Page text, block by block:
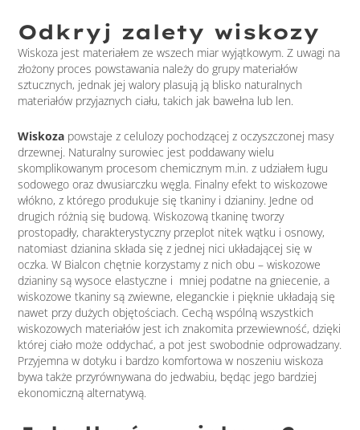
Odkryj zalety wiskozy
Wiskoza jest materiałem ze wszech miar wyjątkowym. Z uwagi na
złożony proces powstawania należy do grupy materiałów
sztucznych, jednak jej walory plasują ją blisko naturalnych
materiałów przyjaznych ciału, takich jak bawełna lub len.
Wiskoza powstaje z celulozy pochodzącej z oczyszczonej masy
drzewnej. Naturalny surowiec jest poddawany wielu
skomplikowanym procesom chemicznym m.in. z udziałem ługu
sodowego oraz dwusiarczku węgla. Finalny efekt to wiskozowe
włókno, z którego produkuje się tkaniny i dzianiny. Jedne od
drugich różnią się budową. Wiskozową tkaninę tworzy
prostopadły, charakterystyczny przeplot nitek wątku i osnowy,
natomiast dzianina składa się z jednej nici układającej się w
oczka. W Bialcon chętnie korzystamy z nich obu – wiskozowe
dzianiny są wysoce elastyczne i mniej podatne na gniecenie, a
wiskozowe tkaniny są zwiewne, eleganckie i pięknie układają się
nawet przy dużych objętościach. Cechą wspólną wszystkich
wiskozowych materiałów jest ich znakomita przewiewność, dzięki
której ciało może oddychać, a pot jest swobodnie odprowadzany.
Przyjemna w dotyku i bardzo komfortowa w noszeniu wiskoza
bywa także przyrównywana do jedwabiu, będąc jego bardziej
ekonomiczną alternatywą.